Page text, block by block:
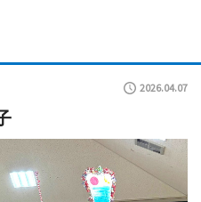
2026.04.07